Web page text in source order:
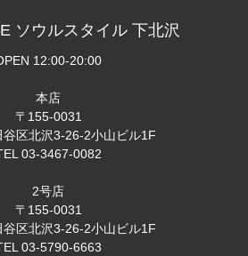
ソウルスタイル 下北沢
12:00-20:00
本店
〒155-0031
谷区北沢3-26-2小山ビル1F
03-3467-0082
2号店
〒155-0031
谷区北沢3-26-2小山ビル1F
03-5790-6663